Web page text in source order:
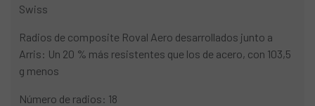
Swiss
Radios de composite Roval Aero desarrollados junto a
Arris: Un 20 % más resistentes que los de acero, con 103,5
g menos
Número de radios: 18